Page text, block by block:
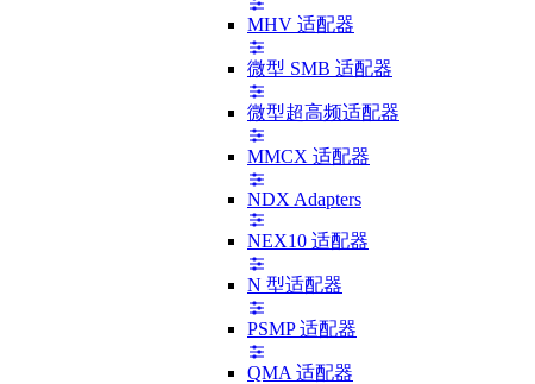
MHV 适配器
微型 SMB 适配器
微型超高频适配器
MMCX 适配器
NDX Adapters
NEX10 适配器
N 型适配器
PSMP 适配器
QMA 适配器